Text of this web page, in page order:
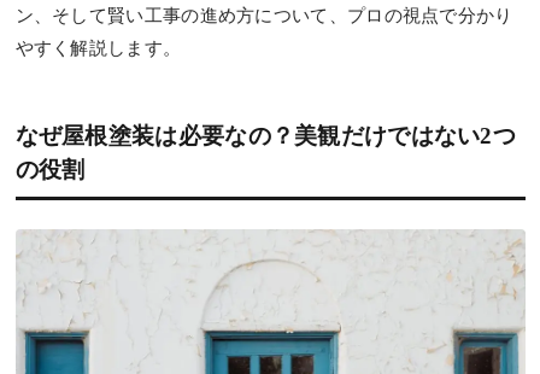
ン、そして賢い工事の進め方について、プロの視点で分かり
やすく解説します。
なぜ屋根塗装は必要なの？美観だけではない2つ
の役割